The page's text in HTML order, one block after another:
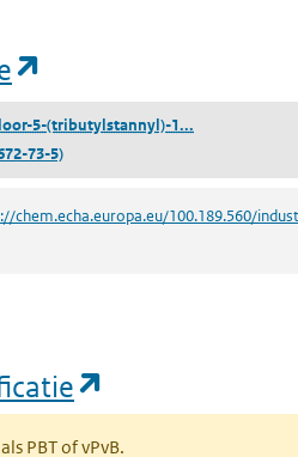
5-(tributylstannyl)-1...
73-5)
chem.echa.europa.eu/100.189.560/
PBT of vPvB.